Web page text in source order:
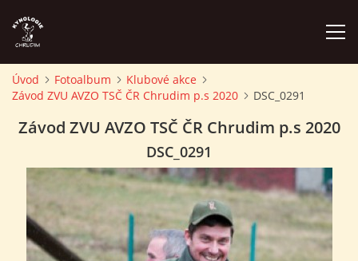
ÚVOD
ZÁVODY A PROPOZICE
PSÍ AKADEMIE
Úvod Fotoalbum
Klubové akce
Závod ZVU AVZO TSČ ČR Chrudim p.s 2020
DSC_0291
Závod ZVU AVZO TSČ ČR Chrudim p.s 2020
DSC_0291